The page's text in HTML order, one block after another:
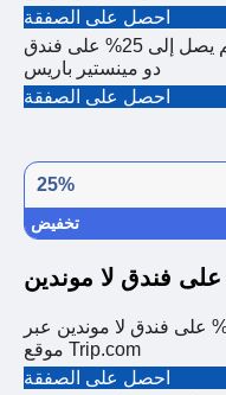
احصل على الصفقة
احجز قبل نفاذ الكمية! استمتع بخصم يصل إلى 25% على فندق
دو مينستير باريس
احصل على الصفقة
25%
تخفيض
الآن واحصل على خصم 25% على فندق لا موندين عبر
موقع Trip.com
احصل على الصفقة